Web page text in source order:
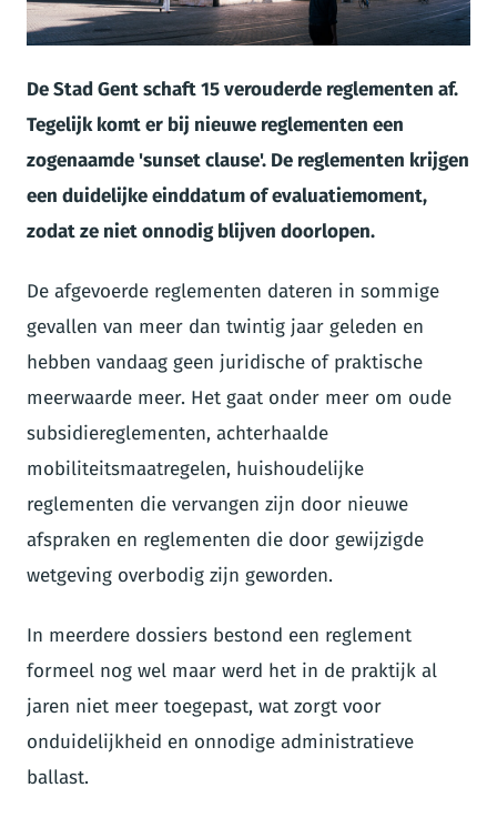
JPG
De Stad Gent schaft 15 verouderde reglementen af.
Tegelijk komt er bij nieuwe reglementen een
zogenaamde 'sunset clause'. De reglementen krijgen
een duidelijke einddatum of evaluatiemoment,
zodat ze niet onnodig blijven doorlopen.
De afgevoerde reglementen dateren in sommige
gevallen van meer dan twintig jaar geleden en
hebben vandaag geen juridische of praktische
meerwaarde meer. Het gaat onder meer om oude
subsidiereglementen, achterhaalde
mobiliteitsmaatregelen, huishoudelijke
reglementen die vervangen zijn door nieuwe
afspraken en reglementen die door gewijzigde
wetgeving overbodig zijn geworden.
In meerdere dossiers bestond een reglement
formeel nog wel maar werd het in de praktijk al
jaren niet meer toegepast, wat zorgt voor
onduidelijkheid en onnodige administratieve
ballast.